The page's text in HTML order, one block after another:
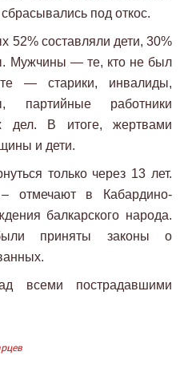
под откос.
52% составляли дети, 30%
Мужчины — те, кто не был
— старики, инвалиды,
партийные работники
дел. В итоге, жертвами
и дети.
только через 13 лет.
отмечают в Кабардино-
балкарского народа.
приняты законы о
всеми пострадавшими